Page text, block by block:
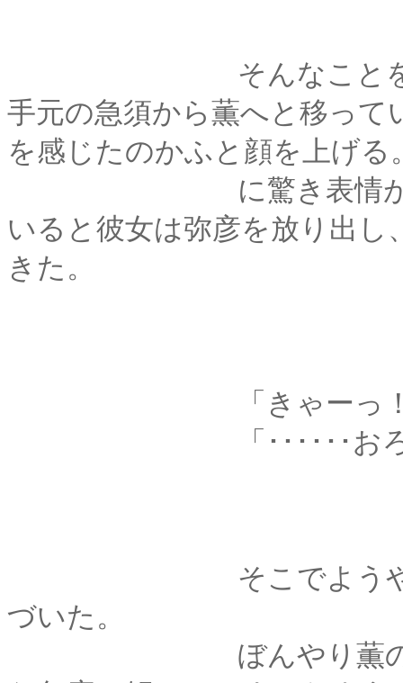
そんなことを考えて
手元の急須から薫へと移って
を感じたのかふと顔を上げる
に驚き表情が浮かん
いると彼女は弥彦を放り出
きた。
「きゃーっ！！！剣
「･･････おろ
そこでようやく、剣
づいた。
ぼんやり薫のことを